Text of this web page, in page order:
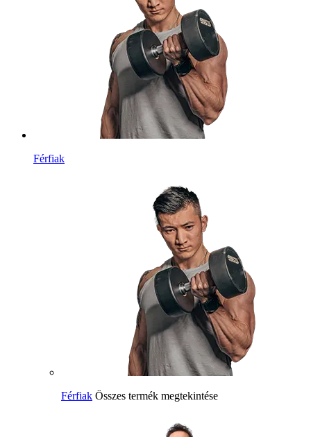
Férfiak
Férfiak Összes termék megtekintése